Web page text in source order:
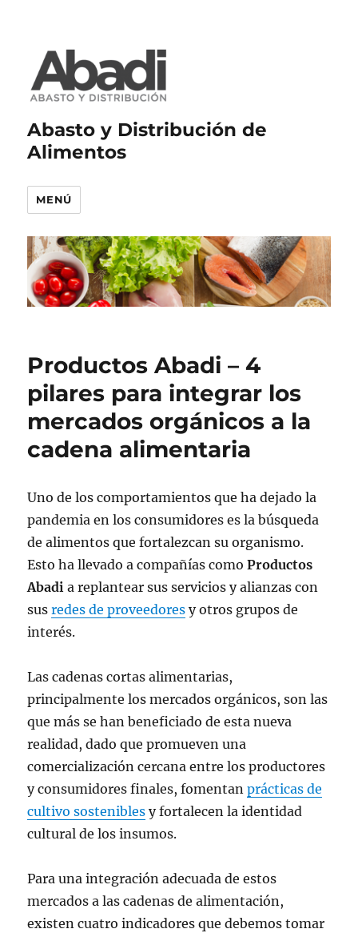
Abasto y Distribución de
Alimentos
MENÚ
Productos Abadi – 4
pilares para integrar los
mercados orgánicos a la
cadena alimentaria
Uno de los comportamientos que ha dejado la
pandemia en los consumidores es la búsqueda
de alimentos que fortalezcan su organismo.
Esto ha llevado a compañías comoProductos
Abadia replantear sus servicios y alianzas con
susredes de proveedores y otros grupos de
interés.
Las cadenas cortas alimentarias,
principalmente los mercados orgánicos, son las
que más se han beneficiado de esta nueva
realidad, dado que promueven una
comercialización cercana entre los productores
y consumidores finales, fomentanprácticas de
cultivo sostenibles y fortalecen la identidad
cultural de los insumos.
Para una integración adecuada de estos
mercados a las cadenas de alimentación,
existen cuatro indicadores que debemos tomar